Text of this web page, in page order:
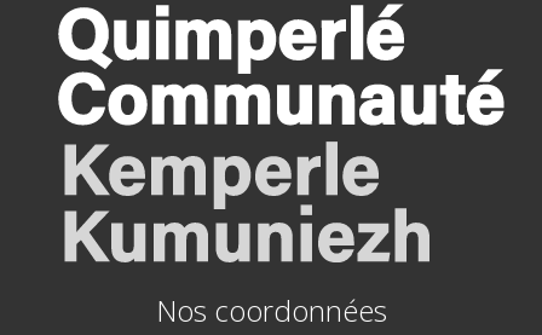
Nos coordonnées